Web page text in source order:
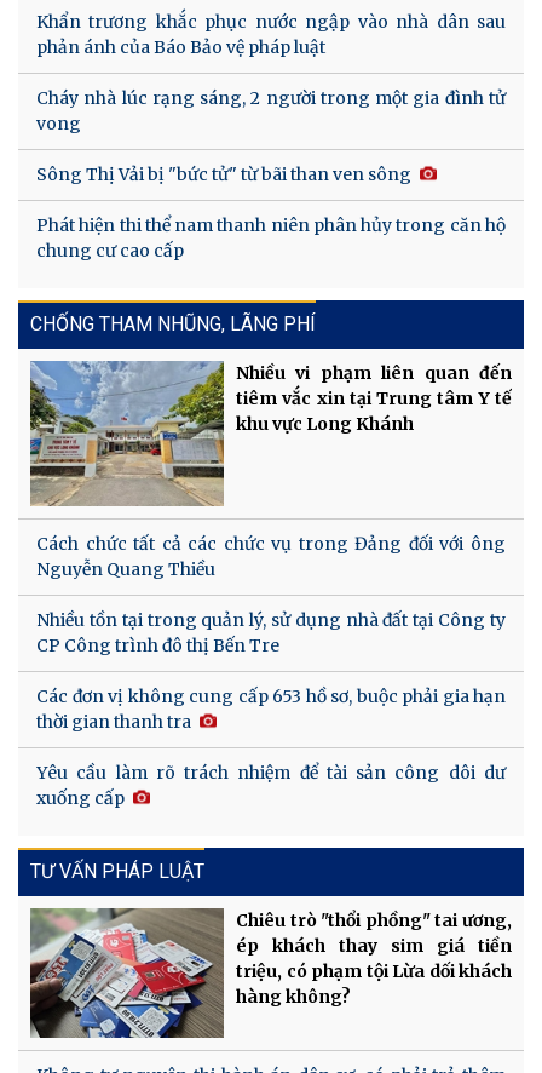
Khẩn trương khắc phục nước ngập vào nhà dân sau
phản ánh của Báo Bảo vệ pháp luật
Cháy nhà lúc rạng sáng, 2 người trong một gia đình tử
vong
Sông Thị Vải bị "bức tử" từ bãi than ven sông
Phát hiện thi thể nam thanh niên phân hủy trong căn hộ
chung cư cao cấp
CHỐNG THAM NHŨNG, LÃNG PHÍ
Nhiều vi phạm liên quan đến
tiêm vắc xin tại Trung tâm Y tế
khu vực Long Khánh
Cách chức tất cả các chức vụ trong Đảng đối với ông
Nguyễn Quang Thiều
Nhiều tồn tại trong quản lý, sử dụng nhà đất tại Công ty
CP Công trình đô thị Bến Tre
Các đơn vị không cung cấp 653 hồ sơ, buộc phải gia hạn
thời gian thanh tra
Yêu cầu làm rõ trách nhiệm để tài sản công dôi dư
xuống cấp
TƯ VẤN PHÁP LUẬT
Chiêu trò "thổi phồng" tai ương,
ép khách thay sim giá tiền
triệu, có phạm tội Lừa dối khách
hàng không?